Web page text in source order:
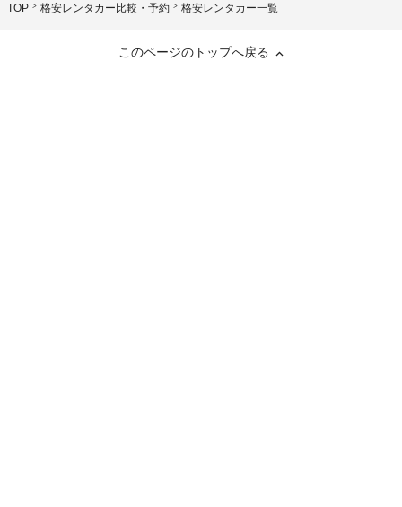
TOP 格安レンタカー比較・予約 格安レンタカー一覧
このページのトップへ戻る